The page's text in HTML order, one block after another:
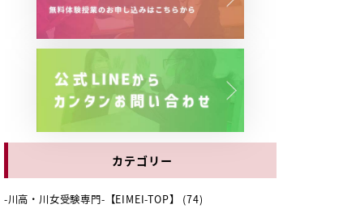
カテゴリー
-川高・川女受験専門-【EIMEI-TOP】
(74)